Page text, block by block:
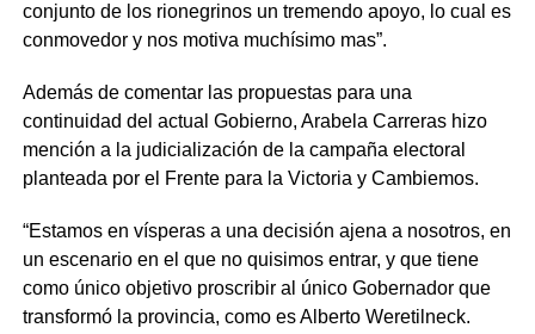
conjunto de los rionegrinos un tremendo apoyo, lo cual es
conmovedor y nos motiva muchísimo mas”.
Además de comentar las propuestas para una
continuidad del actual Gobierno, Arabela Carreras hizo
mención a la judicialización de la campaña electoral
planteada por el Frente para la Victoria y Cambiemos.
“Estamos en vísperas a una decisión ajena a nosotros, en
un escenario en el que no quisimos entrar, y que tiene
como único objetivo proscribir al único Gobernador que
transformó la provincia, como es Alberto Weretilneck.